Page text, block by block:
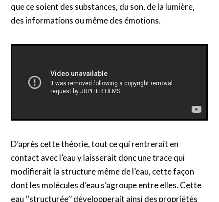
que ce soient des substances, du son, de la lumière,
des informations ou même des émotions.
D’après cette théorie, tout ce qui rentrerait en
contact avec l’eau y laisserait donc une trace qui
modifierait la structure même de l’eau, cette façon
dont les molécules d’eau s’agroupe entre elles. Cette
eau ‘‘structurée’’ développerait ainsi des propriétés